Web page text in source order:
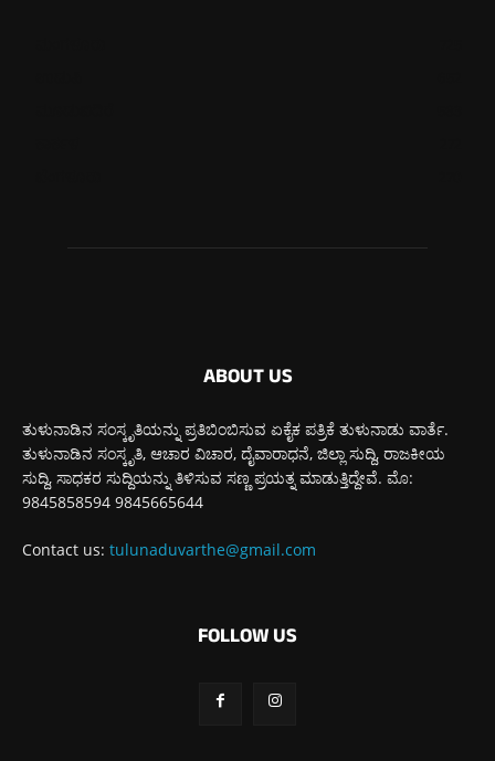
ABOUT US
ತುಳುನಾಡಿನ ಸಂಸ್ಕೃತಿಯನ್ನು ಪ್ರತಿಬಿಂಬಿಸುವ ಏಕೈಕ ಪತ್ರಿಕೆ ತುಳುನಾಡು ವಾರ್ತೆ.
ತುಳುನಾಡಿನ ಸಂಸ್ಕೃತಿ, ಆಚಾರ ವಿಚಾರ, ದೈವಾರಾಧನೆ, ಜಿಲ್ಲಾ ಸುದ್ದಿ, ರಾಜಕೀಯ
ಸುದ್ದಿ, ಸಾಧಕರ ಸುದ್ದಿಯನ್ನು ತಿಳಿಸುವ ಸಣ್ಣ ಪ್ರಯತ್ನ ಮಾಡುತ್ತಿದ್ದೇವೆ. ಮೊ:
9845858594 9845665644
Contact us: tulunaduvarthe@gmail.com
FOLLOW US